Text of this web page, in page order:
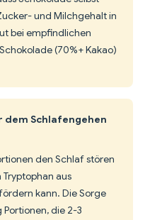
und Milchgehalt in
bei empfindlichen
(70%+ Kakao)
dem Schlafengehen
den Schlaf stören
aus
kann. Die Sorge
die 2-3